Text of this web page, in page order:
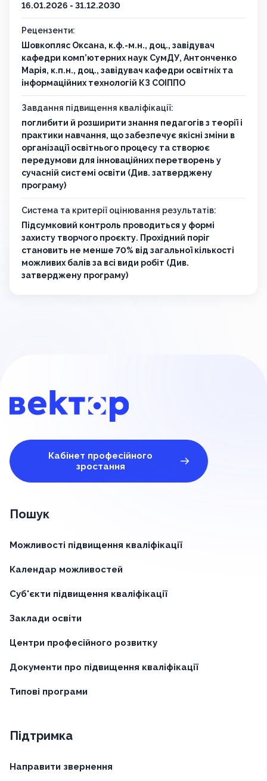
16.01.2026 - 31.12.2030
Рецензенти:
Шовкопляс Оксана, к.ф.-м.н., доц., завідувач
кафедри комп’ютерних наук СумДУ, Антонченко
Марія, к.п.н., доц., завідувач кафедри освітніх та
інформаційних технологій КЗ СОІППО
Завдання підвищення кваліфікації:
поглибити й розширити знання педагогів з теорії і
практики навчання, що забезпечує якісні зміни в
організації освітнього процесу та створює
передумови для інноваційних перетворень у
сучасній системі освіти (Див. затверджену
програму)
Система та критерії оцінювання результатів:
Підсумковий контроль проводиться у формі
захисту творчого проєкту. Прохідний поріг
становить не менше 70% від загальної кількості
можливих балів за всі види робіт (Див.
затверджену програму)
Кабінет професійного
зростання
Пошук
Можливості підвищення кваліфікації
Календар можливостей
Суб'єкти підвищення кваліфікації
Заклади освіти
Центри професійного розвитку
Документи про підвищення кваліфікації
Типові програми
Підтримка
Направити звернення